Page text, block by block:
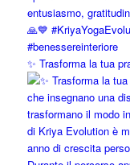
✨ Trasforma la tua